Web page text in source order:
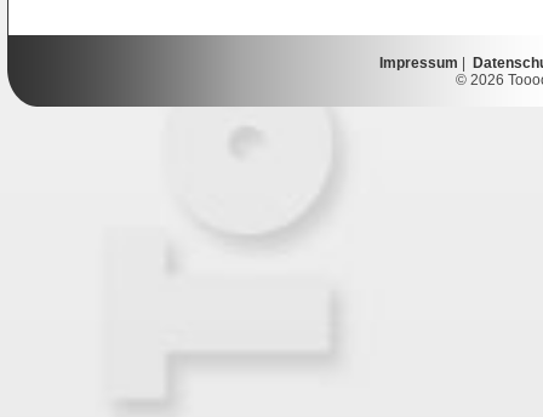
Impressum
© 2026